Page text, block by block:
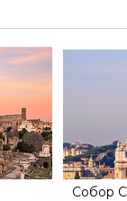
Собор